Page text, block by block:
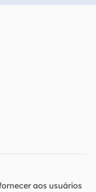
aos usuários